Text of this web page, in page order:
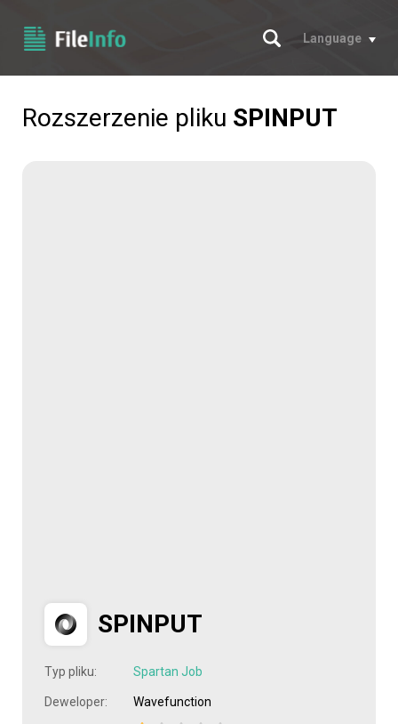
Szukaj
Language
Rozszerzenie pliku SPINPUT
SPINPUT
Typ pliku: Spartan Job
Deweloper: Wavefunction